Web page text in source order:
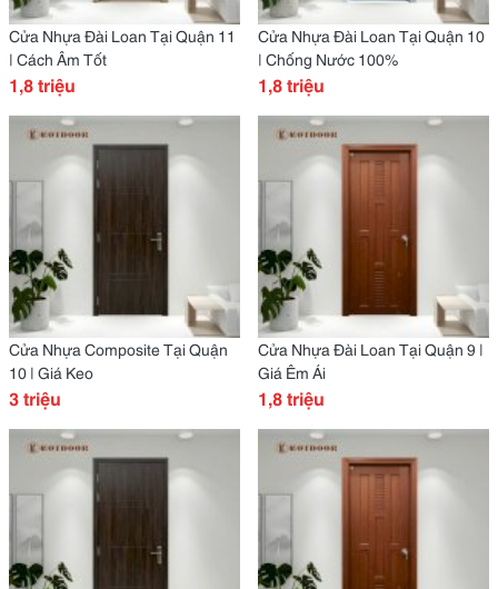
Cửa Nhựa Đài Loan Tại Quận 11
| Cách Âm Tốt
1,8 triệu
Cửa Nhựa Đài Loan Tại Quận 10
| Chống Nước 100%
1,8 triệu
Cửa Nhựa Composite Tại Quận
10 | Giá Keo
3 triệu
Cửa Nhựa Đài Loan Tại Quận 9 |
Giá Êm Ái
1,8 triệu